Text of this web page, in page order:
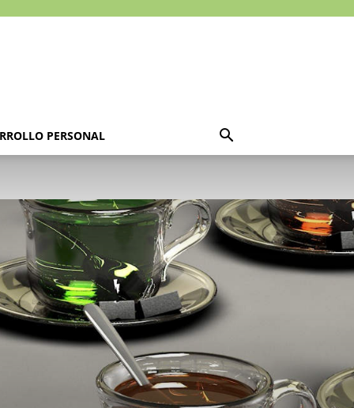
PERSONAL